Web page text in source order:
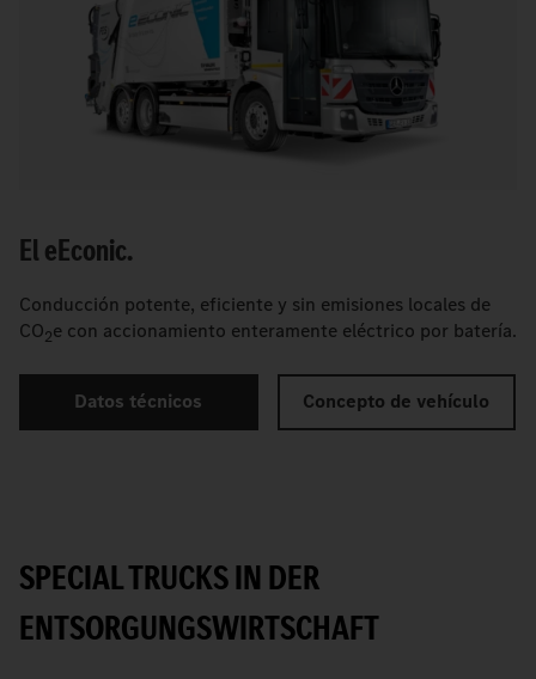
EleEconic.
Conducción potente, eficiente y sin emisiones locales de
CO2e con accionamiento enteramente eléctrico por batería.
Datos técnicos Concepto de vehículo
SPECIAL TRUCKS IN DER
ENTSORGUNGSWIRTSCHAFT